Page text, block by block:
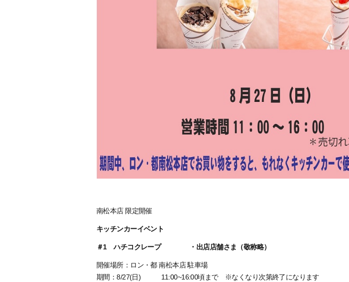
南松本店 限定開催
キッチンカーイベント
＃1 ハチコクレープ ・出店店舗さま（敬称略）
開催場所：ロン・都 南松本店 駐車場
期間：8/27(日) 11:00~16:00頃まで ※なくなり次第終了になります